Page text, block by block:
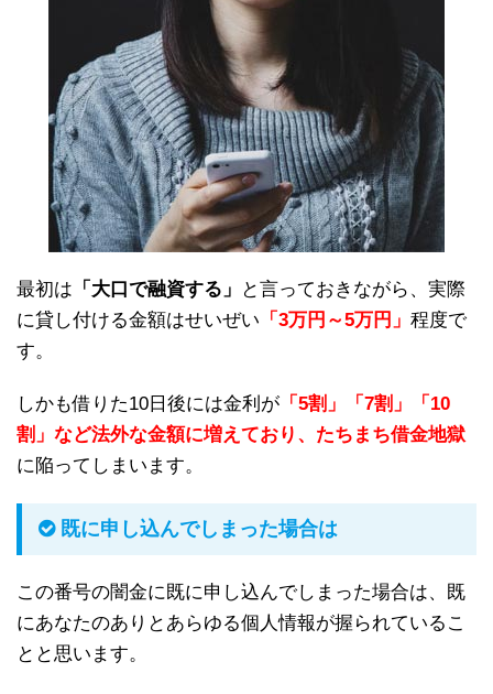
最初は 「大口で融資する」
と言っておきながら、実際
に貸し付ける金額はせいぜい 「3万円～5万円」 程度で
す。
しかも借りた10日後には金利が 「5割」「7割」「10
割」など法外な金額に増えており、たちまち借金地獄
に陥ってしまいます。
既に申し込んでしまった場合は
この番号の闇金に既に申し込んでしまった場合は、既
にあなたのありとあらゆる個人情報が握られているこ
とと思います。